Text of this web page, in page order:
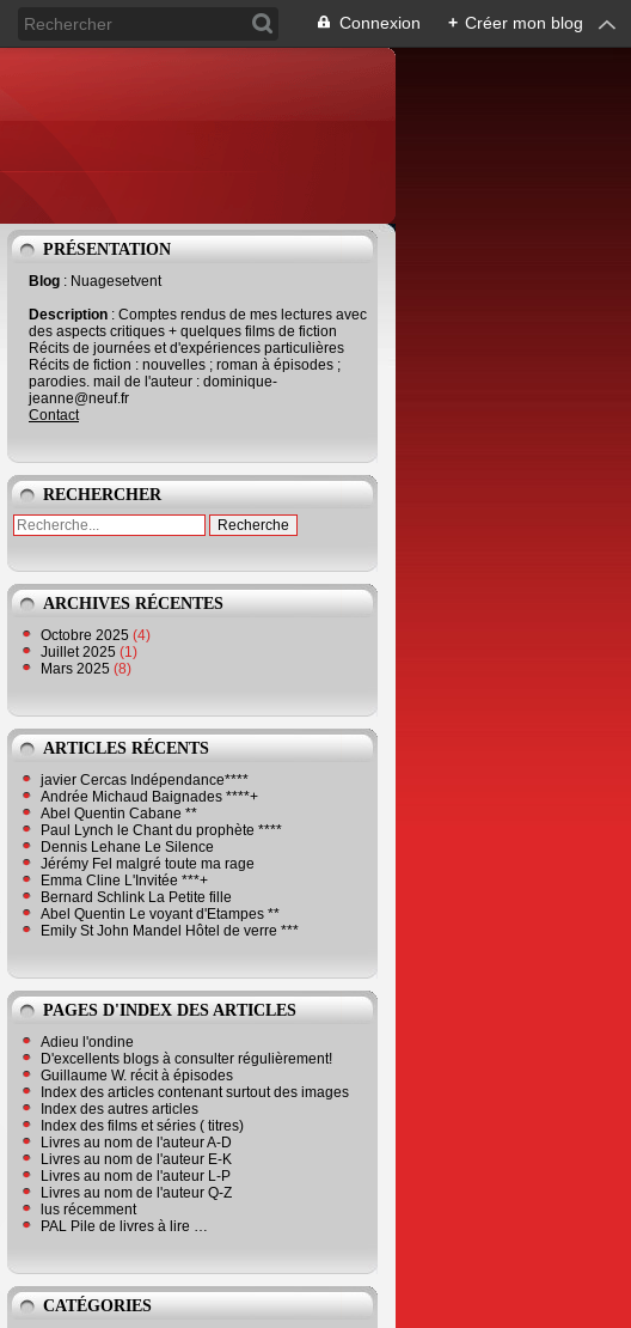
Connexion + Créer mon blog
PRÉSENTATION
Blog : Nuagesetvent
Description : Comptes rendus de mes lectures avec
des aspects critiques + quelques films de fiction
Récits de journées et d'expériences particulières
Récits de fiction : nouvelles ; roman à épisodes ;
parodies. mail de l'auteur : dominique-
jeanne@neuf.fr
Contact
RECHERCHER
ARCHIVES RÉCENTES
Octobre 2025 (4)
Juillet 2025 (1)
Mars 2025 (8)
ARTICLES RÉCENTS
javier Cercas Indépendance****
Andrée Michaud Baignades ****+
Abel Quentin Cabane **
Paul Lynch le Chant du prophète ****
Dennis Lehane Le Silence
Jérémy Fel malgré toute ma rage
Emma Cline L'Invitée ***+
Bernard Schlink La Petite fille
Abel Quentin Le voyant d'Etampes **
Emily St John Mandel Hôtel de verre ***
PAGES D'INDEX DES ARTICLES
Adieu l'ondine
D'excellents blogs à consulter régulièrement!
Guillaume W. récit à épisodes
Index des articles contenant surtout des images
Index des autres articles
Index des films et séries ( titres)
Livres au nom de l'auteur A-D
Livres au nom de l'auteur E-K
Livres au nom de l'auteur L-P
Livres au nom de l'auteur Q-Z
lus récemment
PAL Pile de livres à lire …
CATÉGORIES